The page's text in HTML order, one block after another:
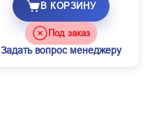
В КОРЗИНУ
Под заказ
Задать вопрос менеджеру